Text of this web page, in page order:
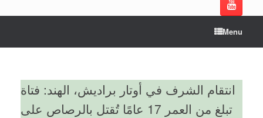
Menu
انتقام الشرف في أوتار براديش، الهند: فتاة
تبلغ من العمر 17 عامًا تُقتل بالرصاص على